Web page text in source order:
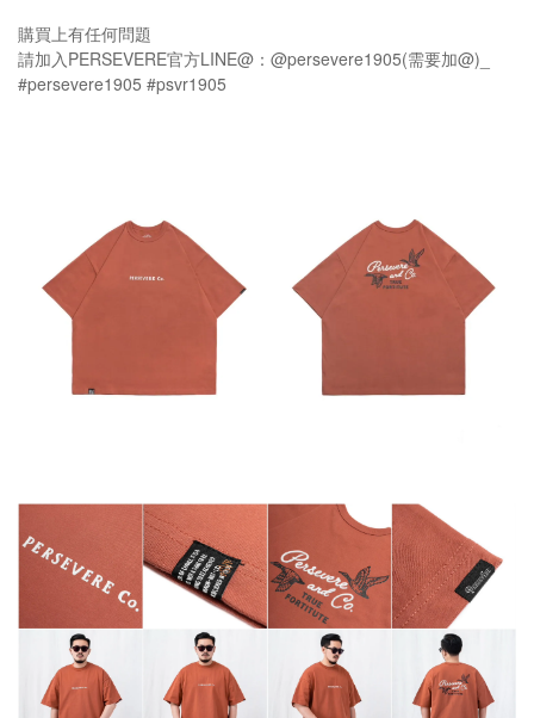
購買上有任何問題
請加入PERSEVERE官方LINE@：@persevere1905(需要加@)_
#persevere1905 #psvr1905